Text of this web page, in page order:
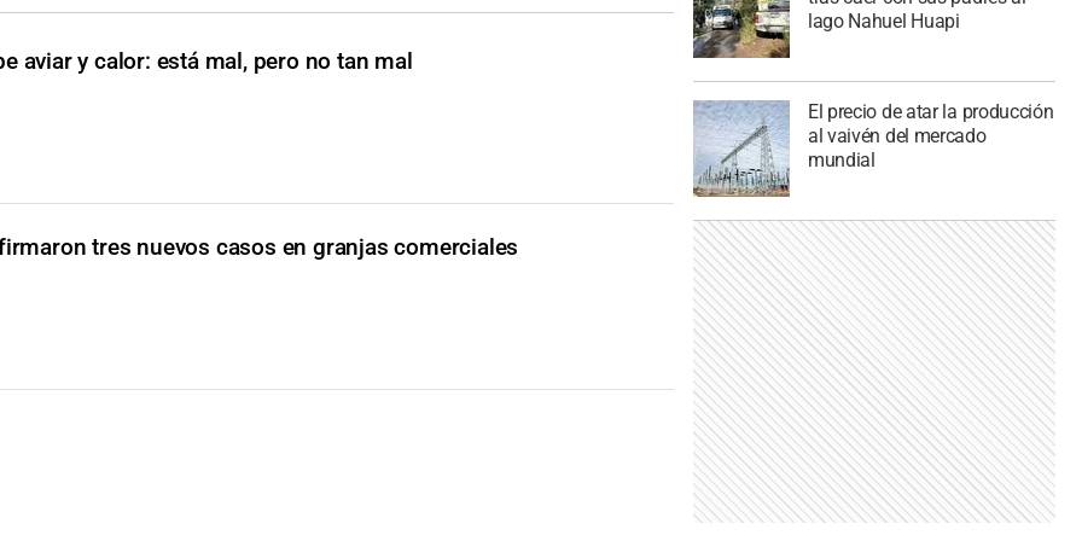
aviar y calor: está mal, pero no tan mal
tres nuevos casos en granjas comerciales
lago Nahuel Huapi
El precio de atar la producción
al vaivén del mercado
mundial